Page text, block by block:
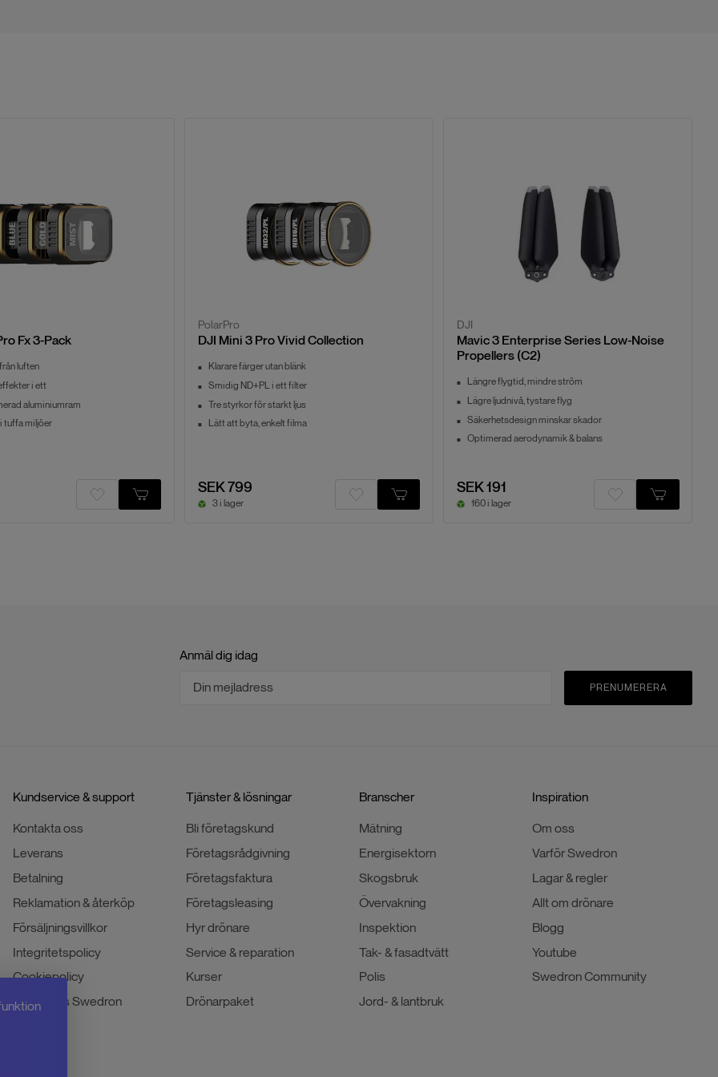
Fx 3-Pack
luften
i ett
aluminiumram
tuffa miljöer
PolarPro
DJI Mini 3 Pro Vivid Collection
Klarare färger utan blänk
Smidig ND+PL i ett filter
Tre styrkor för starkt ljus
Lätt att byta, enkelt filma
SEK 799
3 i lager
DJI
Mavic 3 Enterprise Series Low-Noise
Propellers (C2)
Längre flygtid, mindre ström
Lägre ljudnivå, tystare flyg
Säkerhetsdesign minskar skador
Optimerad aerodynamik & balans
SEK 191
160 i lager
Anmäl dig idag
PRENUMERERA
Kundservice & support
Kontakta oss
Leverans
Betalning
Reklamation & återköp
Försäljningsvillkor
Integritetspolicy
Cookiepolicy
Jobba hos Swedron
Tjänster & lösningar
Bli företagskund
Företagsrådgivning
Företagsfaktura
Företagsleasing
Hyr drönare
Service & reparation
Kurser
Drönarpaket
Branscher
Mätning
Energisektorn
Skogsbruk
Övervakning
Inspektion
Tak- & fasadtvätt
Polis
Jord- & lantbruk
Inspiration
Om oss
Varför Swedron
Lagar & regler
Allt om drönare
Blogg
Youtube
Swedron Community